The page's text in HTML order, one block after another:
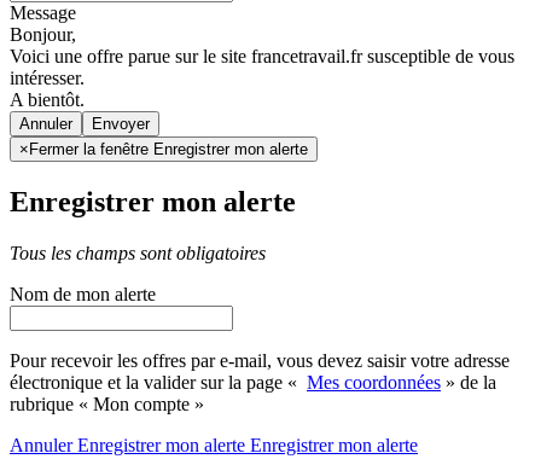
Message
Bonjour,
Voici une offre parue sur le site francetravail.fr susceptible de vous
intéresser.
A bientôt.
Annuler
× Fermer la fenêtre Enregistrer mon alerte
Enregistrer mon alerte
Tous les champs sont obligatoires
Nom de mon alerte
Pour recevoir les offres par e-mail, vous devez saisir votre adresse
électronique et la valider sur la page « Mes coordonnées » de la
rubrique « Mon compte »
AnnulerEnregistrer mon alerte Enregistrermon alerte